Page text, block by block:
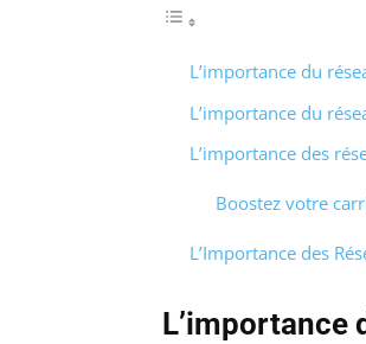
L’importance du
L’importance du
L’importance des
Boostez votre
L’Importance des
L’importance